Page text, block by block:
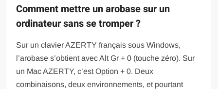
Comment mettre un arobase sur un
ordinateur sans se tromper ?
Sur un clavier AZERTY français sous Windows,
l’arobase s’obtient avec Alt Gr + 0 (touche zéro). Sur
un Mac AZERTY, c’est Option + 0. Deux
combinaisons, deux environnements, et pourtant